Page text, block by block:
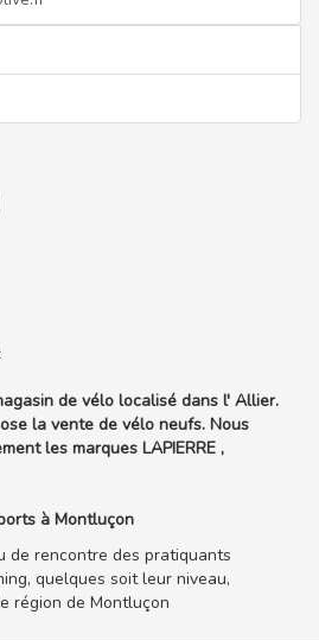
de vélo localisé dans l' Allier.
la vente de vélo neufs. Nous
les marques LAPIERRE ,
à Montluçon
de rencontre des pratiquants
quelques soit leur niveau,
région de Montluçon